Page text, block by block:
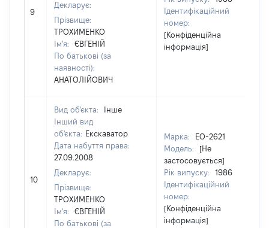
9
Декларує:
Прізвище:
ТРОХИМЕНКО
Ім'я:
ЄВГЕНІЙ
По батькові (за
наявності):
АНАТОЛІЙОВИЧ
Ідентифікаційний
номер:
[Конфіденційна
інформація]
10
Вид об'єкта:
Інше
Інший вид
об'єкта: Екскаватор
Дата набуття права:
27.09.2008
Декларує:
Прізвище:
ТРОХИМЕНКО
Ім'я:
ЄВГЕНІЙ
По батькові (за
Марка:
ЕО-2621
Модель:
[Не
застосовується]
Рік випуску:
1986
Ідентифікаційний
номер:
[Конфіденційна
інформація]